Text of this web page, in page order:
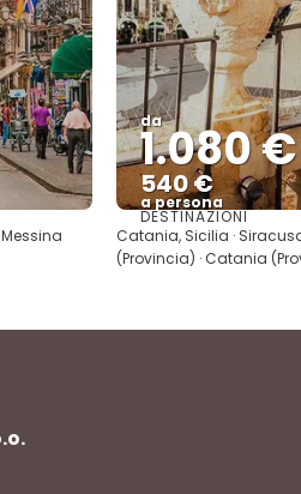
da
1.080 €
540 €
a persona
DESTINAZIONI
Catania, Sicilia ·
(Provincia) · Catania